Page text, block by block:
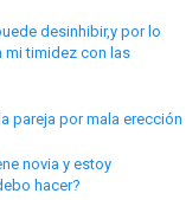
desinhibir,y por lo
mi timidez con las
pareja por mala erección
novia y estoy
hacer?